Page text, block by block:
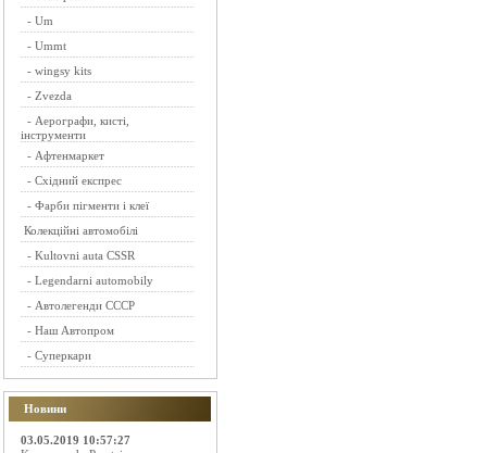
- Um
- Ummt
- wingsy kits
- Zvezda
- Аерографи, кисті,
інструменти
- Афтенмаркет
- Східний експрес
- Фарби пігменти і клеї
Колекційні автомобілі
- Kultovni auta CSSR
- Legendarni automobily
- Автолегенди СССР
- Наш Автопром
- Суперкари
Новини
03.05.2019 10:57:27